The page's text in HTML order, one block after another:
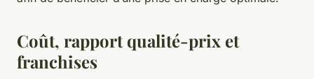
Coût, rapport qualité-prix et
franchises